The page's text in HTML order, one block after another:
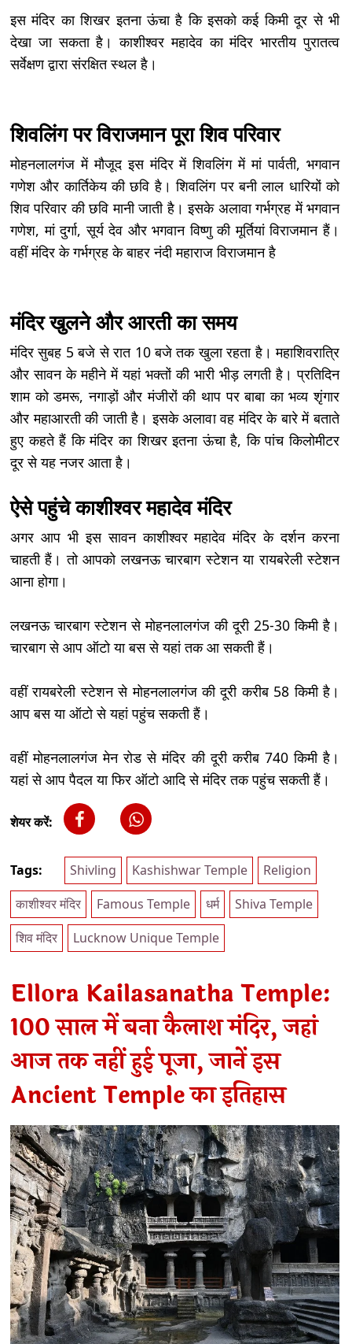
इस मंदिर का शिखर इतना ऊंचा है कि इसको कई किमी दूर से भी
देखा जा सकता है। काशीश्वर महादेव का मंदिर भारतीय पुरातत्व
सर्वेक्षण द्वारा संरक्षित स्थल है।
शिवलिंग पर विराजमान पूरा शिव परिवार
मोहनलालगंज में मौजूद इस मंदिर में शिवलिंग में मां पार्वती, भगवान
गणेश और कार्तिकेय की छवि है। शिवलिंग पर बनी लाल धारियों को
शिव परिवार की छवि मानी जाती है। इसके अलावा गर्भग्रह में भगवान
गणेश, मां दुर्गा, सूर्य देव और भगवान विष्णु की मूर्तियां विराजमान हैं।
वहीं मंदिर के गर्भग्रह के बाहर नंदी महाराज विराजमान है
मंदिर खुलने और आरती का समय
मंदिर सुबह 5 बजे से रात 10 बजे तक खुला रहता है। महाशिवरात्रि
और सावन के महीने में यहां भक्तों की भारी भीड़ लगती है। प्रतिदिन
शाम को डमरू, नगाड़ों और मंजीरों की थाप पर बाबा का भव्य शृंगार
और महाआरती की जाती है। इसके अलावा वह मंदिर के बारे में बताते
हुए कहते हैं कि मंदिर का शिखर इतना ऊंचा है, कि पांच किलोमीटर
दूर से यह नजर आता है।
ऐसे पहुंचे काशीश्वर महादेव मंदिर
अगर आप भी इस सावन काशीश्वर महादेव मंदिर के दर्शन करना
चाहती हैं। तो आपको लखनऊ चारबाग स्टेशन या रायबरेली स्टेशन
आना होगा।
लखनऊ चारबाग स्टेशन से मोहनलालगंज की दूरी 25-30 किमी है।
चारबाग से आप ऑटो या बस से यहां तक आ सकती हैं।
वहीं रायबरेली स्टेशन से मोहनलालगंज की दूरी करीब 58 किमी है।
आप बस या ऑटो से यहां पहुंच सकती हैं।
वहीं मोहनलालगंज मेन रोड से मंदिर की दूरी करीब 740 किमी है।
यहां से आप पैदल या फिर ऑटो आदि से मंदिर तक पहुंच सकती हैं।
शेयर करें:
Tags: Shivling Kashishwar Temple
Religion
काशीश्वर मंदिर
Famous Temple धर्म
Shiva Temple
शिव मंदिर
Lucknow Unique Temple
Ellora Kailasanatha Temple:
100 साल में बना कैलाश मंदिर, जहां
आज तक नहीं हुई पूजा, जानें इस
Ancient Temple का इतिहास